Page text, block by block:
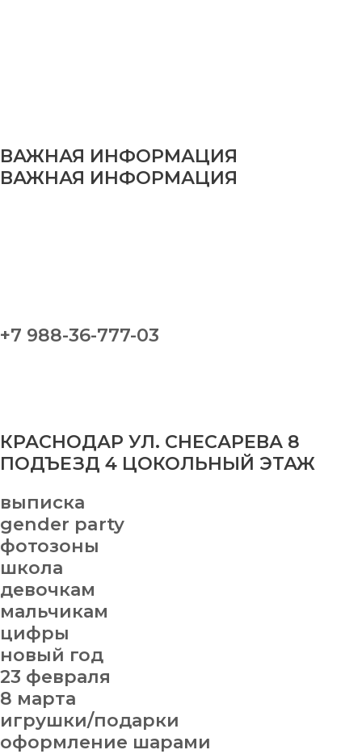
ВАЖНАЯ ИНФОРМАЦИЯ
ВАЖНАЯ ИНФОРМАЦИЯ
+7 988-36-777-03
КРАСНОДАР УЛ. СНЕСАРЕВА 8
ПОДЪЕЗД 4 ЦОКОЛЬНЫЙ ЭТАЖ
выписка
gender party
фотозоны
школа
девочкам
мальчикам
цифры
новый год
23 февраля
8 марта
игрушки/подарки
оформление шарами